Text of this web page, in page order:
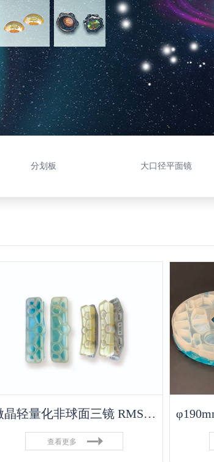
分划板 大口径平面镜
微晶轻量化非球面三镜 RMS λ50
查看更多